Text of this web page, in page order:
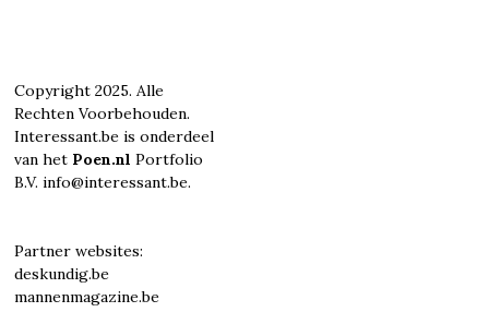
Copyright 2025. Alle
Rechten Voorbehouden.
Interessant.be is onderdeel
van het Poen.nl Portfolio
B.V. info@interessant.be.
Partner websites:
deskundig.be
mannenmagazine.be